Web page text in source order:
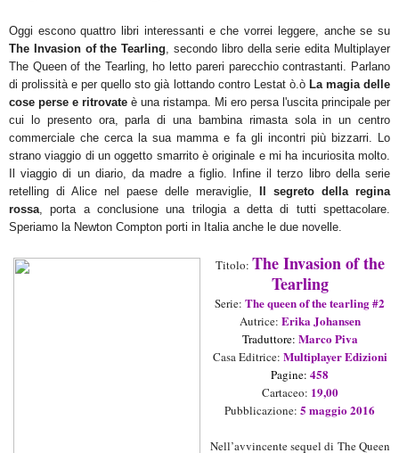
Oggi escono quattro libri interessanti e che vorrei leggere, anche se su
The Invasion of the Tearling , secondo libro della serie edita Multiplayer
The Queen of the Tearling, ho letto pareri parecchio contrastanti. Parlano
di prolissità e per quello sto già lottando contro Lestat ò.ò La magia delle
cose perse e ritrovate è una ristampa Mi ero persa l'uscita principale per
cui lo presento ora, parla di una bambina rimasta sola in un centro
commerciale che cerca la sua mamma e fa gli incontri più bizzarri
Lo
strano viaggio di un oggetto smarrito è originale e mi ha incuriosita molto.
Il viaggio di un diario, da madre a figlio. Infine il terzo libro della serie
retelling di Alice nel paese delle meraviglie, Il segreto della regina
rossa , porta a conclusioneuna trilogia a detta di tutti spettacolare.
Speriamo la Newton Compton porti in Italia anche le due novelle.
Titolo: TheInvasion ofthe
Tearling
Serie:The queen of the tearling#2
Autrice: Erika Johansen
Traduttore: Marco Piva
Casa Editrice: MultiplayerEdizioni
Pagine:458
Cartaceo: 19,00
Pubblicazione:5 maggio2016
Nell’avvincente sequel di The Queen